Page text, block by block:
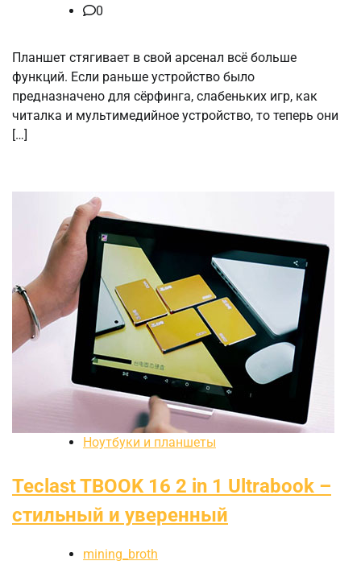
0
Планшет стягивает в свой арсенал всё больше
функций. Если раньше устройство было
предназначено для сёрфинга, слабеньких игр, как
читалка и мультимедийное устройство, то теперь они
[…]
Ноутбуки и планшеты
Teclast TBOOK 16 2 in 1 Ultrabook –
стильный и уверенный
mining_broth